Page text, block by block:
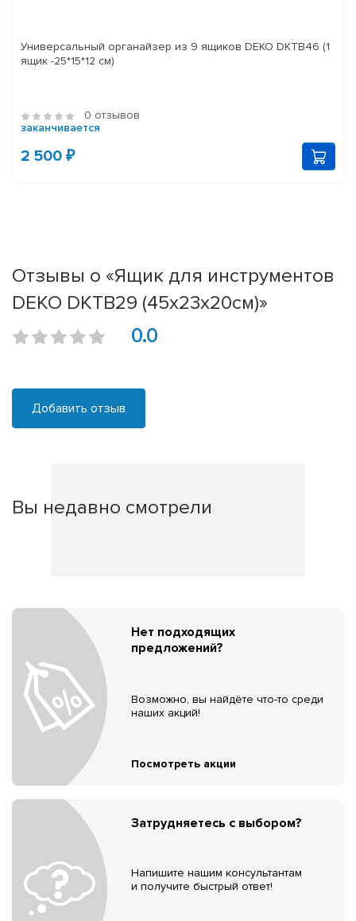
Универсальный органайзер из 9 ящиков DEKO DKTB46 (1
ящик -25*15*12 см)
0 отзывов
заканчивается
2 500 ₽
Отзывы о «Ящик для инструментов
DEKO DKTB29 (45х23х20см)»
0.0
Добавить отзыв
Вы недавно смотрели
Нет подходящих
предложений?
Возможно, вы найдёте что-то среди
наших акций!
Посмотреть акции
Затрудняетесь с выбором?
Напишите нашим консультантам
и получите быстрый ответ!